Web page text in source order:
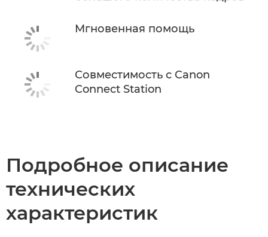
Мгновенная помощь
Совместимость с Canon
Connect Station
Подробное описание
технических
характеристик